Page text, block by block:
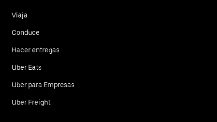
Viaja
Conduce
Hacer entregas
Uber Eats
Uber para Empresas
Uber Freight